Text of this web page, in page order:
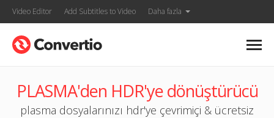
Video Editor Add Subtitles to Video Daha fazla
PLASMA'den HDR'ye dönüştürücü
plasma dosyalarınızı hdr'ye çevrimiçi & ücretsiz